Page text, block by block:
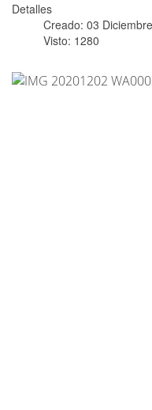
Detalles
Creado: 03
Visto: 1280